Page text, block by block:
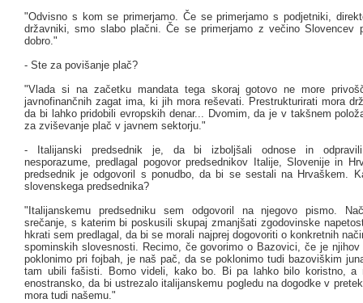
"Odvisno s kom se primerjamo. Če se primerjamo s podjetniki,
državniki, smo slabo plačni. Če se primerjamo z večino Slovencev
dobro."
- Ste za povišanje plač?
"Vlada si na začetku mandata tega skoraj gotovo ne more
javnofinančnih zagat ima, ki jih mora reševati. Prestrukturirati mora
da bi lahko pridobili evropskih denar... Dvomim, da je v takšnem
za zviševanje plač v javnem sektorju."
- Italijanski predsednik je, da bi izboljšali odnose in odpravili
nesporazume, predlagal pogovor predsednikov Italije, Slovenije in
predsednik je odgovoril s ponudbo, da bi se sestali na Hrvaškem.
slovenskega predsednika?
"Italijanskemu predsedniku sem odgovoril na njegovo pismo.
srečanje, s katerim bi poskusili skupaj zmanjšati zgodovinske
hkrati sem predlagal, da bi se morali najprej dogovoriti o konkretnih
spominskih slovesnosti. Recimo, če govorimo o Bazovici, če je njihov
poklonimo pri fojbah, je naš pač, da se poklonimo tudi bazoviškim
tam ubili fašisti. Bomo videli, kako bo. Bi pa lahko bilo koristno, a
enostransko, da bi ustrezalo italijanskemu pogledu na dogodke v
mora tudi našemu."